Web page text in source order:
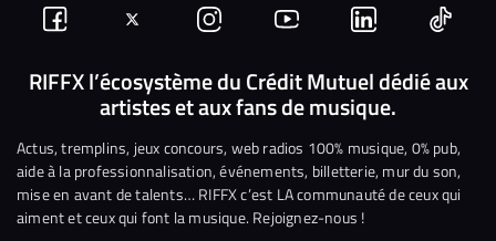
Suivez-
nous
Facebook
Suivez-
nous
sur
Twitter
Nous
rejoindre
sur
Instagram
Nous
rejoindre
sur
YouTube
Nous
rejoindre
sur
Linkedin
Nous
RIFFX l’écosystème du Crédit Mutuel dédié aux
artistes et aux fans de musique.
Actus, tremplins, jeux concours, web radios 100% musique, 0% pub,
aide à la professionnalisation, événements, billetterie, mur du son,
mise en avant de talents… RIFFX c’est LA communauté de ceux qui
aiment et ceux qui font la musique. Rejoignez-nous !